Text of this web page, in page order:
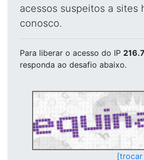
acessos suspeitos a sites
conosco.
Para liberar o acesso do IP
responda ao desafio abaixo.
[trocar